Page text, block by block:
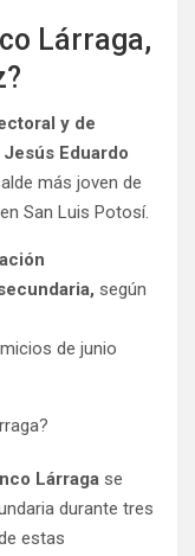
Lárraga,
y de
Jesús Eduardo
más joven de
San Luis Potosí.
según
de junio
Lárraga se
durante tres
estas